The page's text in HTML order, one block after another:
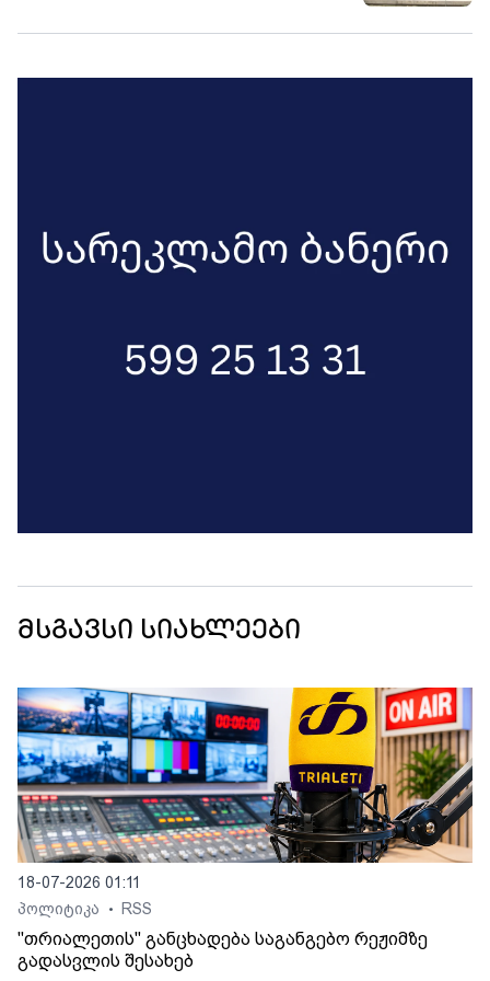
მსგავსი სიახლეები
18-07-2026 01:11
პოლიტიკა
• RSS
"თრიალეთის" განცხადება საგანგებო რეჟიმზე
გადასვლის შესახებ